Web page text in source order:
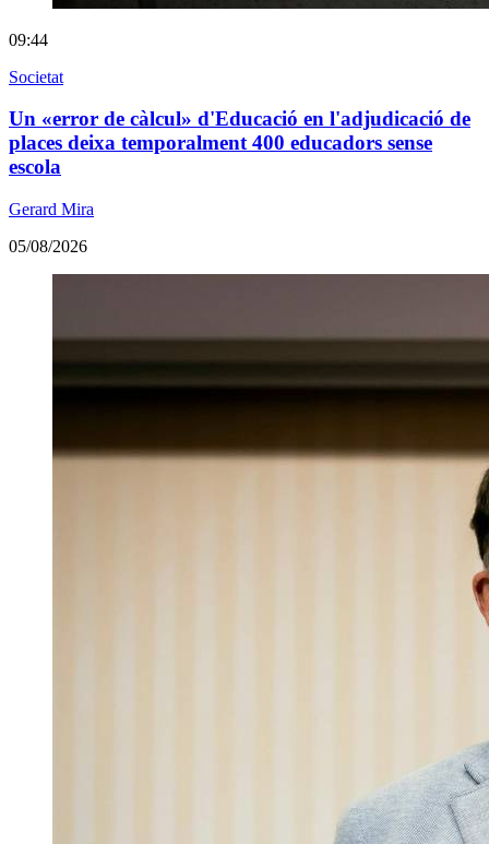
09:44
Societat
Un «error de càlcul» d'Educació en l'adjudicació de
places deixa temporalment 400 educadors sense
escola
Gerard Mira
05/08/2026